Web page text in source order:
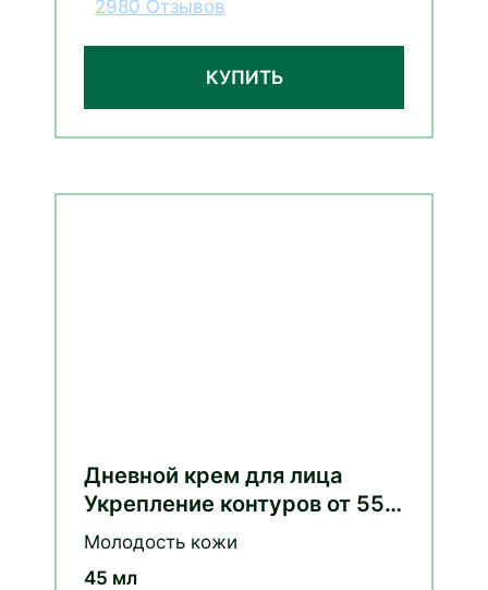
2980 Отзывов
КУПИТЬ
Дневной крем для лица
Укрепление контуров от 55
лет шлемник байкальский и
морошка
Молодость кожи
45 мл